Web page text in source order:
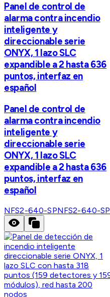
Panel de control de
alarma contra incendio
inteligente y
direccionable serie
ONYX, 1 lazo SLC
expandible a 2 hasta 636
puntos, interfaz en
español
Panel de control de
alarma contra incendio
inteligente y
direccionable serie
ONYX, 1 lazo SLC
expandible a 2 hasta 636
puntos, interfaz en
español
NFS2-640-SPNFS2-640-SP